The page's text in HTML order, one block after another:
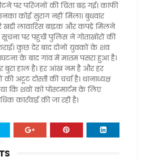
पर परिजनों की चिंता बढ़ गई। काफी
कोई सुराग नहीं मिला। बुधवार
लावारिस बाइक और कपड़े मिलने
पर पहुंची पुलिस ने गोताखोरों की
कुछ देर बाद दोनों युवकों के शव
के बाद गांव में मातम पसरा हुआ है।
बुरा हाल है। हर आंख नम है और हर
की अटूट दोस्ती की चर्चा है। थानाध्यक्ष
कि शवों को पोस्टमार्टम के लिए
कार्रवाई की जा रही है।